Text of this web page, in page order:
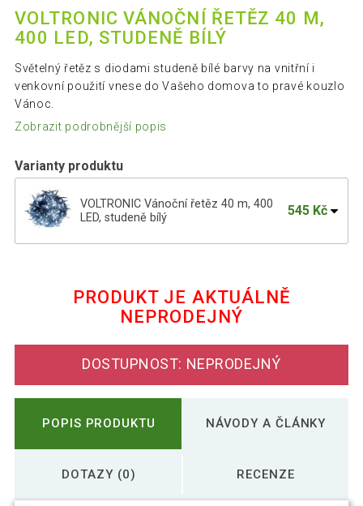
VOLTRONIC VÁNOČNÍ ŘETĚZ 40 M,
400 LED, STUDENĚ BÍLÝ
Světelný řetěz s diodami studeně bílé barvy na vnitřní i
venkovní použití vnese do Vašeho domova to pravé kouzlo
Vánoc.
Zobrazit podrobnější popis
Varianty produktu
VOLTRONIC Vánoční řetěz 40 m, 400
LED, studeně bílý
545 Kč
VOLTRONIC Vánoční řetěz 60 m, 600
PRODUKT JE AKTUÁLNĚ
NEPRODEJNÝ
DOSTUPNOST: NEPRODEJNÝ
POPIS PRODUKTU NÁVODY A ČLÁNKY
DOTAZY (0) RECENZE